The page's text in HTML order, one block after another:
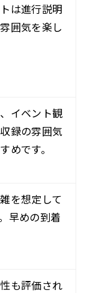
は進行説明
囲気を楽し
イベント観
録の雰囲気
めです。
を想定して
早めの到着
も評価され